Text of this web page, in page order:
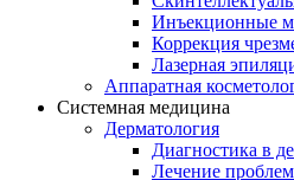
Инъекционные
Коррекция
Лазерная
Аппаратная
Системная медицина
Дерматология
Диагностика в
Лечение